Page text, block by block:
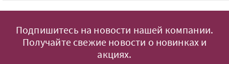
Подпишитесь на новости нашей компании.
Получайте свежие новости о новинках и
акциях.